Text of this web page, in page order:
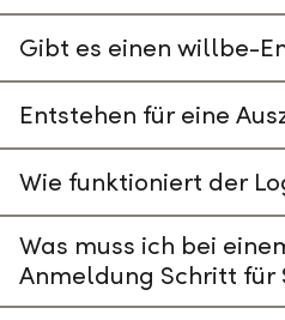
Gibt es einen willbe-
Entstehen für eine
Wie funktioniert der
Was muss ich bei
Anmeldung Schritt für